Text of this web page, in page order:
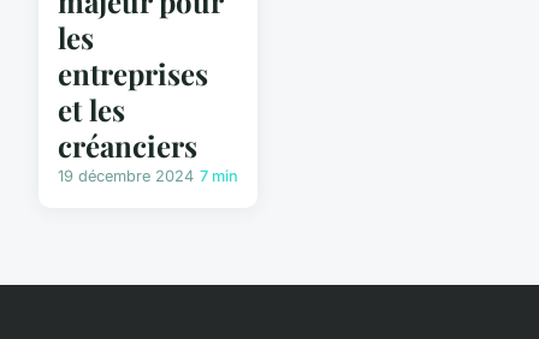
les
entreprises
et les
créanciers
19 décembre 2024 7 min